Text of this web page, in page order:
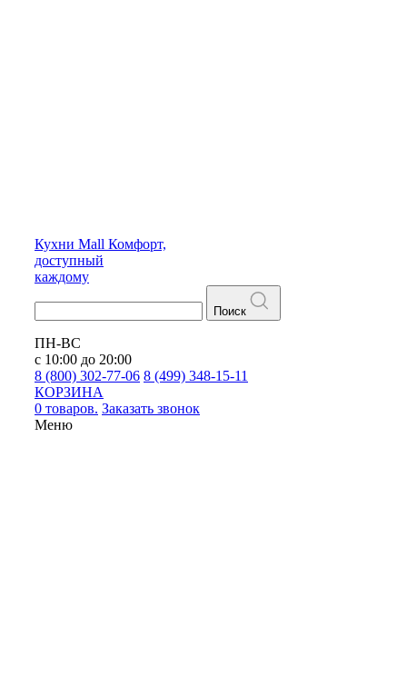
Кухни Mall Комфорт,
доступный
каждому
Поиск
ПН-ВС
с 10:00 до 20:00
8 (800) 302-77-06 8 (499) 348-15-11
КОРЗИНА
0 товаров. Заказать звонок
Меню